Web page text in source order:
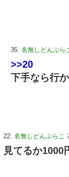
35: 名無しどんぶら
>>20
下手なら行
22: 名無しどんぶらこ
見てるか1000